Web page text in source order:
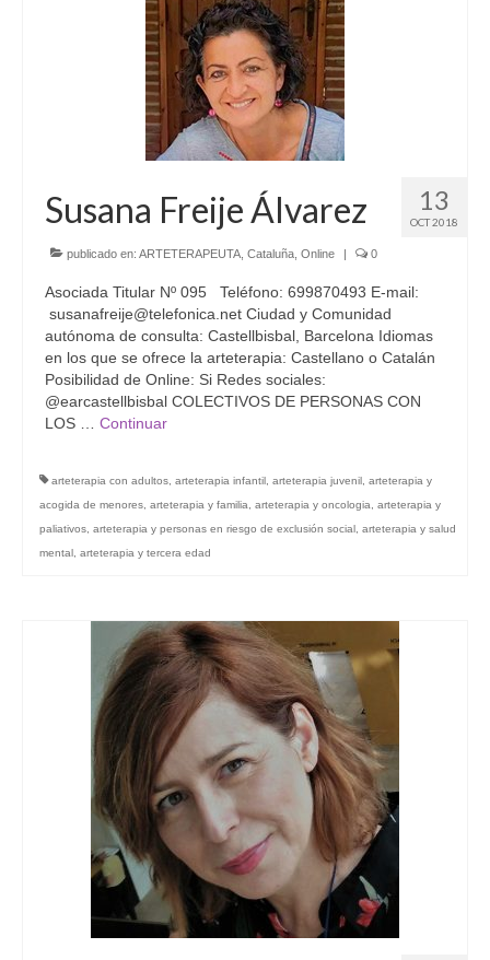
Código Ético
Estatutos ATe
Directorio de Arteterapeutas
Arteterapeutas Didactas
Directorio de supervisoras
FEAPA Certificadas
Asóciate!
Grupos de Trabajo
Grupo de Formación continuada
Grupo Educación
Grupo Revista
Grupo Arte
Grupo Certificación
Grupos Territoriales
Grupo Territorial Canarias
Grupo Territorial Baleares
Grupo Territorial Valencia
Jornadas de Investigación
Contacto
13
OCT 2018
Susana Freije Álvarez
publicado en: ARTETERAPEUTA Cataluña Online | 0
Asociada Titular Nº 095 Teléfono: 699870493 E-mail:
susanafreije@telefonica.net Ciudad y Comunidad
autónoma de consulta: Castellbisbal, Barcelona Idiomas
en los que se ofrece la arteterapia: Castellano o Catalán
Posibilidad de Online: Si Redes sociales:
@earcastellbisbal COLECTIVOS DE PERSONAS CON
LOS … Continuar
arteterapia con adultos arteterapia infantil arteterapia juvenil arteterapia y
acogida de menores arteterapia y familia arteterapia y oncologia
arteterapia y
paliativos arteterapia y personas en riesgo de exclusión social arteterapia y salud
mental arteterapia y tercera edad